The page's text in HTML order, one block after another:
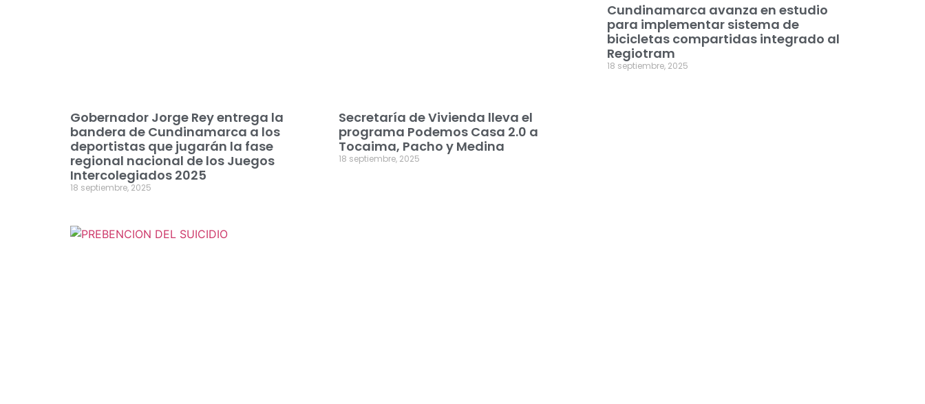
Gobernador Jorge Rey entrega la
bandera de Cundinamarca a los
deportistas que jugarán la fase
regional nacional de los Juegos
Intercolegiados 2025
18 septiembre, 2025
Secretaría de Vivienda lleva el
programa Podemos Casa 2.0 a
Tocaima, Pacho y Medina
18 septiembre, 2025
Cundinamarca avanza en estudio
para implementar sistema de
bicicletas compartidas integrado al
Regiotram
18 septiembre, 2025